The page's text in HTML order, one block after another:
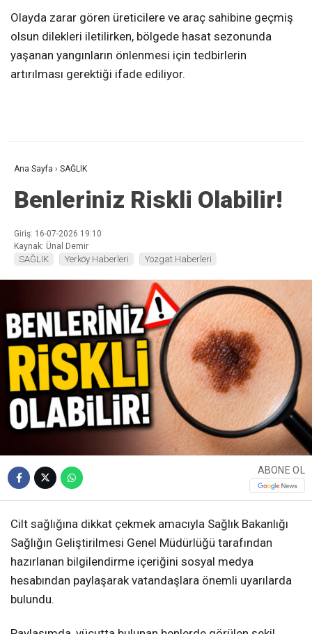
Olayda zarar gören üreticilere ve araç sahibine geçmiş
olsun dilekleri iletilirken, bölgede hasat sezonunda
yaşanan yangınların önlenmesi için tedbirlerin
artırılması gerektiği ifade ediliyor.
Ana Sayfa › SAĞLIK
Benleriniz Riskli Olabilir!
Giriş: 16-07-2026 19:10
Kaynak: Ünal Demir
SAĞLIK Yerköy Haberleri Yozgat Haberleri
ABONE OL
Cilt sağlığına dikkat çekmek amacıyla Sağlık Bakanlığı
Sağlığın Geliştirilmesi Genel Müdürlüğü tarafından
hazırlanan bilgilendirme içeriğini sosyal medya
hesabından paylaşarak vatandaşlara önemli uyarılarda
bulundu.